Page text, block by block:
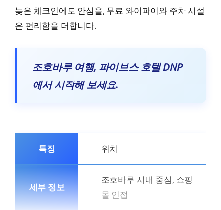
늦은 체크인에도 안심을, 무료 와이파이와 주차 시설
은 편리함을 더합니다.
조호바루 여행, 파이브스 호텔 DNP
에서 시작해 보세요.
위치
조호바루 시내 중심, 쇼핑
몰 인접